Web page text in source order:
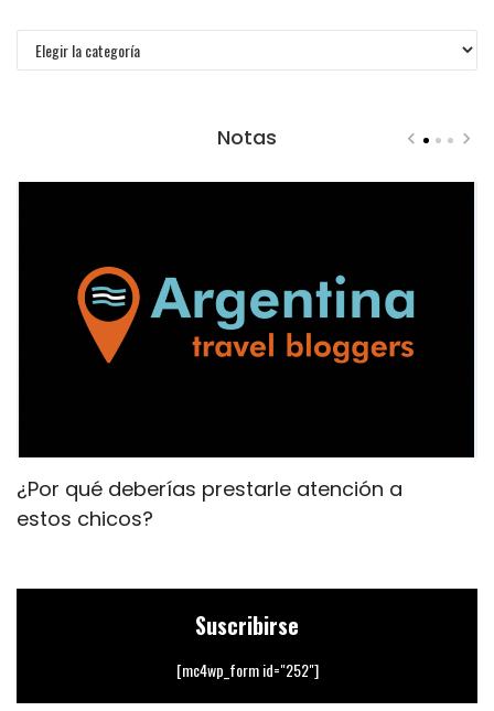
Notas
¿Por qué deberías prestarle atención a
estos chicos?
Suscribirse
[mc4wp_form id="252"]